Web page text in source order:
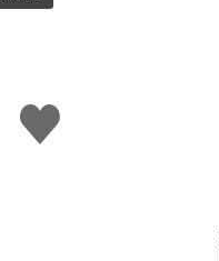
Mi
piace